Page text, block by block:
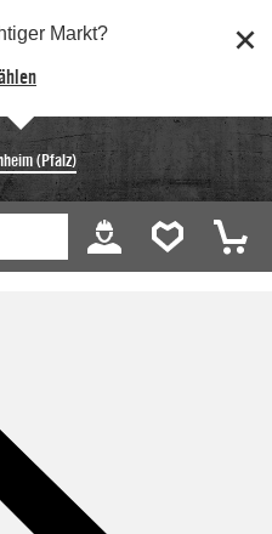
Markt?
(Pfalz)